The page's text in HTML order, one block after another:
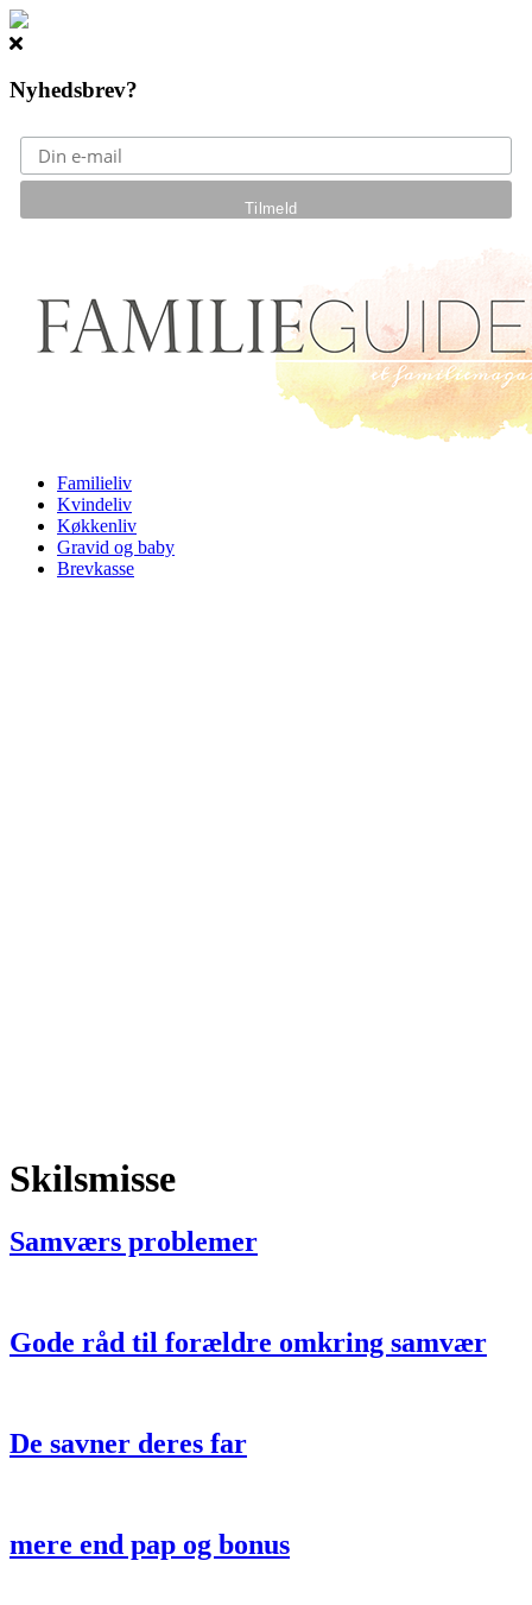
Nyhedsbrev?
Familieliv
Kvindeliv
Køkkenliv
Gravid og baby
Brevkasse
Skilsmisse
Samværs problemer
Gode råd til forældre omkring samvær
De savner deres far
mere end pap og bonus